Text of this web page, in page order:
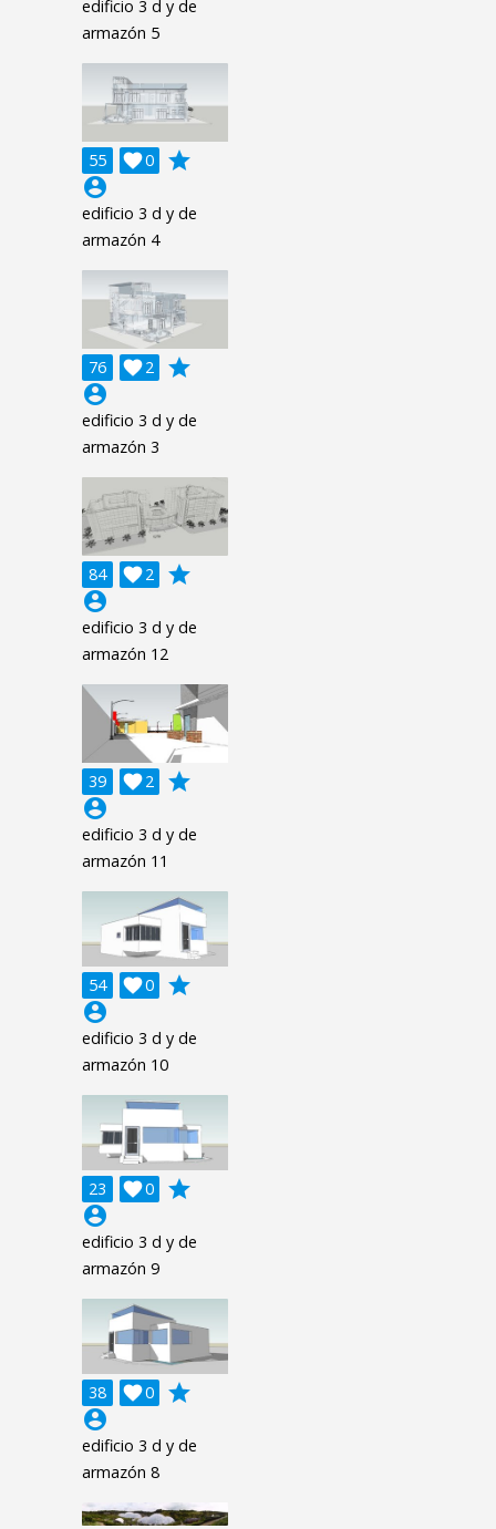
edificio 3 d y de
armazón 5
55 0

grade
account_circle
edificio 3 d y de
armazón 4
76 2

grade
account_circle
edificio 3 d y de
armazón 3
84 2

grade
account_circle
edificio 3 d y de
armazón 12
39 2

grade
account_circle
edificio 3 d y de
armazón 11
54 0

grade
account_circle
edificio 3 d y de
armazón 10
23 0

grade
account_circle
edificio 3 d y de
armazón 9
38 0

grade
account_circle
edificio 3 d y de
armazón 8